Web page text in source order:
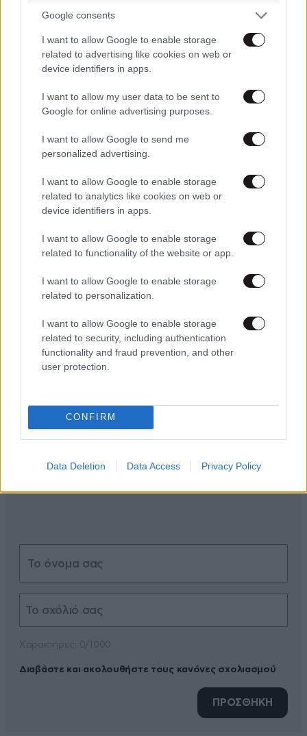
Google consents
I want to allow Google to enable storage
related to advertising like cookies on web or
device identifiers in apps.
I want to allow my user data to be sent to
Google for online advertising purposes.
I want to allow Google to send me
personalized advertising.
I want to allow Google to enable storage
related to analytics like cookies on web or
device identifiers in apps.
I want to allow Google to enable storage
related to functionality of the website or app.
I want to allow Google to enable storage
related to personalization.
I want to allow Google to enable storage
related to security, including authentication
functionality and fraud prevention, and other
user protection.
CONFIRM
Data Deletion Data Access Privacy Policy
από 4.000 τα επιβεβαιωμένα κρούσματα
Ακολουθήστε τοNEWSBEASTστοGoogle News
και μάθετε πρώτοι όλες τις ειδήσεις
ΣΧΌΛΙΑ ΑΝΑΓΝΩΣΤΏΝ
Διαβάστε και ακολουθήστε τους κανόνες σχολιασμού
ΠΡΟΣΘΗΚΗ